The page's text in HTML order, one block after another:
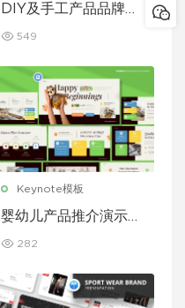
DIY及手工产品品牌推
eynote 模板
549
Keynote模板
婴幼儿产品推介演示文
模板
282